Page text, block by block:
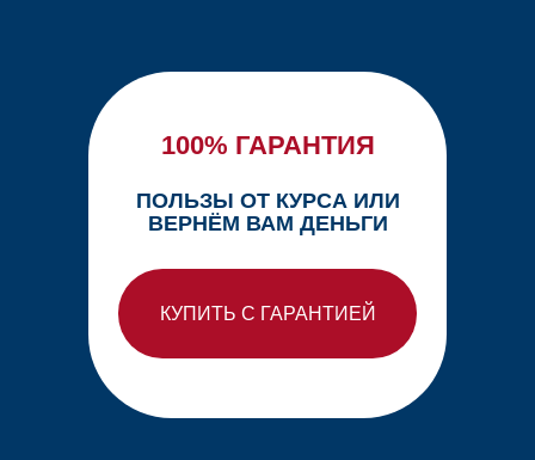
100% ГАРАНТИЯ
ПОЛЬЗЫ ОТ КУРСА ИЛИ
ВЕРНЁМ ВАМ ДЕНЬГИ
КУПИТЬ С ГАРАНТИЕЙ